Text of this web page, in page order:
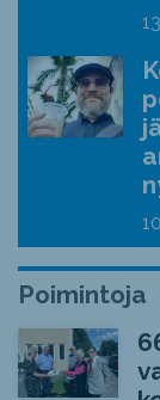
Poimintoja